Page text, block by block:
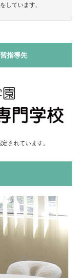
しています。
指導先
されています。